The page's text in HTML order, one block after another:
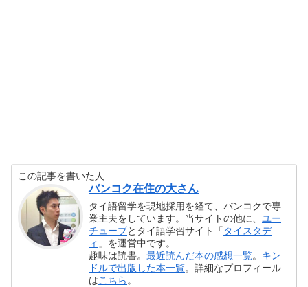
この記事を書いた人
バンコク在住の大さん
タイ語留学を現地採用を経て、バンコクで専
業主夫をしています。当サイトの他に、ユー
チューブとタイ語学習サイト「 タイスタデ
ィ 」を運営中です。
趣味は読書。最近読んだ本の感想一覧。 キン
ドルで出版した本一覧。詳細なプロフィール
はこちら。